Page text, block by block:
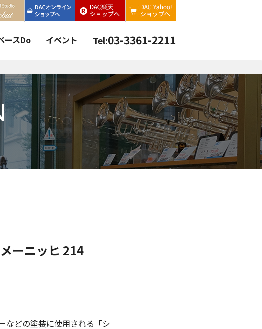
ースDo イベント Tel:03-3361-2211
ーニッヒ 214
などの塗装に使用される「シ